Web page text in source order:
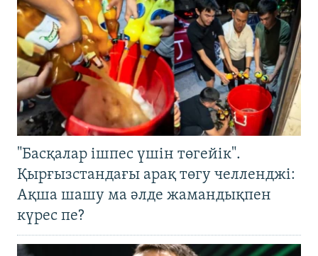
"Басқалар ішпес үшін төгейік".
Қырғызстандағы арақ төгу челленджі:
Ақша шашу ма әлде жамандықпен
күрес пе?